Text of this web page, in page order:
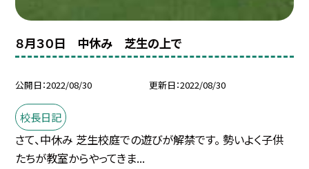
８月３０日 中休み 芝生の上で
公開日 2022/08/30 更新日 2022/08/30
校長日記
さて、中休み 芝生校庭での遊びが解禁です。 勢いよく子供
たちが教室からやってきま...